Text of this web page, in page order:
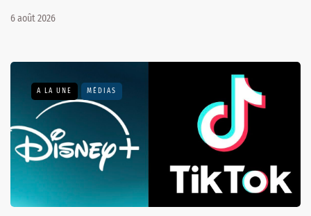
6 août 2026
A LA UNE MÉDIAS